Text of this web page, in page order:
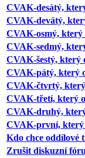
CVAK-desátý,
CVAK-devátý,
CVAK-osmý, který
CVAK-sedmý,
CVAK-šestý, který
CVAK-pátý, který
CVAK-čtvrtý, který
CVAK-třetí, který
CVAK-druhý, který
CVAK-první, který
Kdo chce oddílové
Zrušit diskuzní